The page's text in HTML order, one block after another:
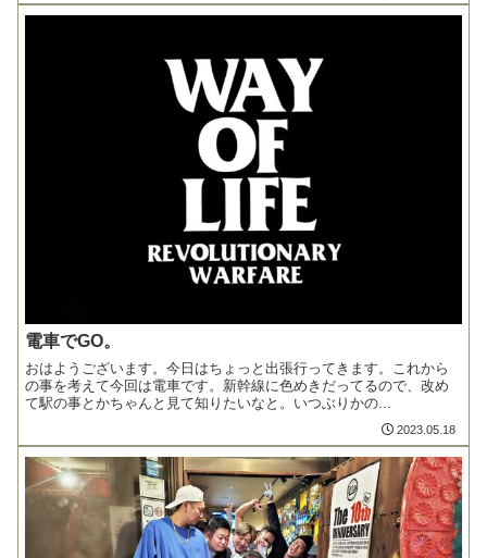
電車でGO。
おはようございます。今日はちょっと出張行ってきます。これから
の事を考えて今回は電車です。新幹線に色めきだってるので、改め
て駅の事とかちゃんと見て知りたいなと。いつぶりかの...
2023.05.18